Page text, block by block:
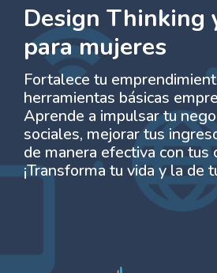
- Design Thinking y TIC para mujeres
Design Thinking
para mujeres
Fortalece tu
herramientas básicas
Aprende a impulsar tu
sociales, mejorar tus
de manera efectiva con tus
¡Transforma tu vida y la de